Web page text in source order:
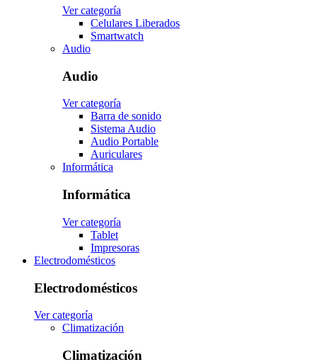
Ver categoría
Celulares Liberados
Smartwatch
Audio
Audio
Ver categoría
Barra de sonido
Sistema Audio
Audio Portable
Auriculares
Informática
Informática
Ver categoría
Tablet
Impresoras
Electrodomésticos
Electrodomésticos
Ver categoría
Climatización
Climatización